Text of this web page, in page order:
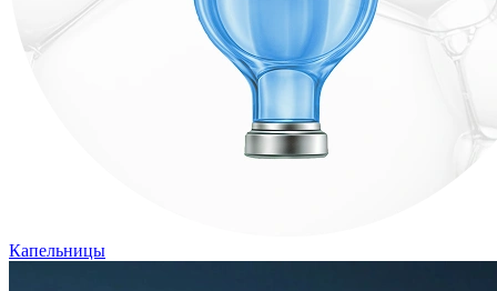
Капельницы